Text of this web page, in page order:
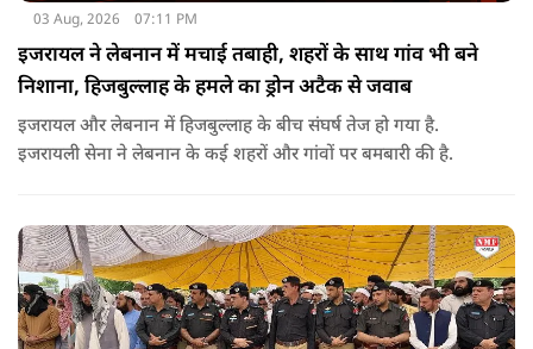
03 Aug, 2026 07:11 PM
इजरायल ने लेबनान में मचाई तबाही, शहरों के साथ गांव भी बने
निशाना, हिजबुल्लाह के हमले का ड्रोन अटैक से जवाब
इजरायल और लेबनान में हिजबुल्लाह के बीच संघर्ष तेज हो गया है.
इजरायली सेना ने लेबनान के कई शहरों और गांवों पर बमबारी की है.